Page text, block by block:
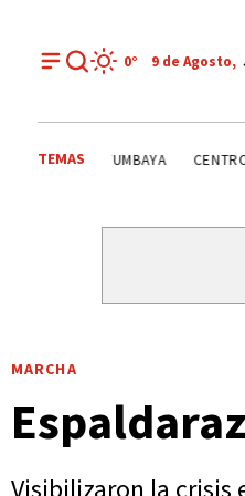
0° 9 de Agosto,
TEMAS FERIA DEL LIBRO EL
MARCHA
Visibilizaron la crisis